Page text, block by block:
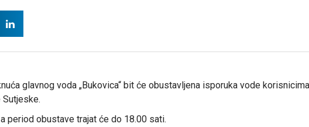
glavnog voda „Bukovica“ bit će obustavljena isporuka vode
Sutjeske.
period obustave trajat će do 18.00 sati.